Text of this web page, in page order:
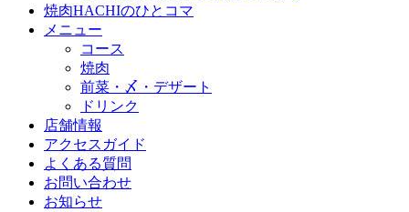
焼肉HACHIのひとコマ
メニュー
コース
焼肉
前菜・〆・デザート
ドリンク
店舗情報
アクセスガイド
よくある質問
お問い合わせ
お知らせ